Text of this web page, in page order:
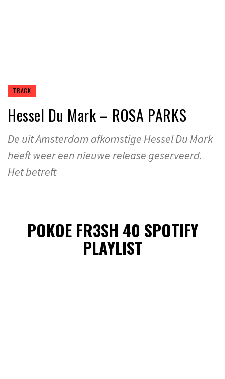
TRACK
Hessel Du Mark – ROSA PARKS
De uit Amsterdam afkomstige Hessel Du Mark
heeft weer een nieuwe release geserveerd.
Het betreft
POKOE FR3SH 40 SPOTIFY
PLAYLIST